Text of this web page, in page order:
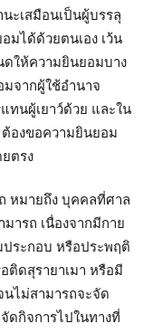
ะเสมือนเป็นผู้บรรลุ
มได้ด้วยตนเอง เว้น
ให้ความยินยอมบาง
มจากผู้ใช้อำนาจ
ทนผู้เยาว์ด้วย และใน
ต้องขอความยินยอม
ตรง
หมายถึง บุคคลที่ศาล
ารถ เนื่องจากมีกาย
ระกอบ หรือประพฤติ
ติดสุรายาเมา หรือมี
นไม่สามารถจะจัด
ดกิจการไปในทางที่